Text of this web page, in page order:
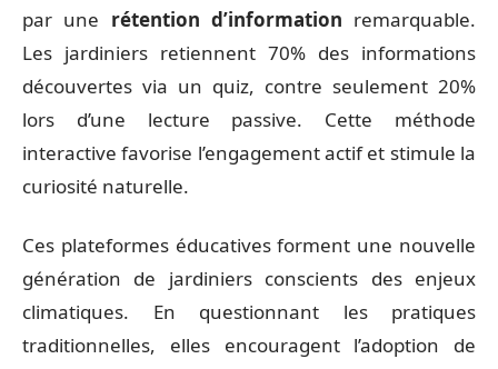
par une rétention d’information remarquable.
Les jardiniers retiennent 70% des informations
découvertes via un quiz, contre seulement 20%
lors d’une lecture passive. Cette méthode
interactive favorise l’engagement actif et stimule la
curiosité naturelle.
Ces plateformes éducatives forment une nouvelle
génération de jardiniers conscients des enjeux
climatiques. En questionnant les pratiques
traditionnelles, elles encouragent l’adoption de